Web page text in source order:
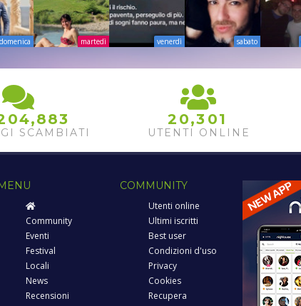
domenica martedì venerdì sabato
04,883
SCAMBIATI
2 0,3 01
UTENTI ONLINE
Community
Eventi
Festival
Locali
News
Recensioni
COMMUNITY
Utenti online
Ultimi iscritti
Best user
Condizioni d'uso
Privacy
Cookies
Recupera